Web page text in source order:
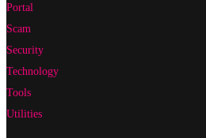
Portal
Scam
Security
Technology
Tools
Utilities